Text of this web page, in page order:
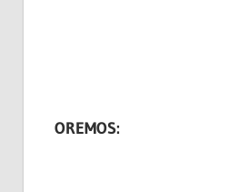
OREMOS: